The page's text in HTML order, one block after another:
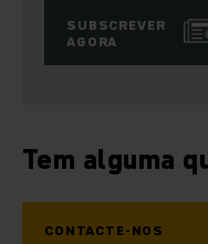
SUBSCREVER
AGORA
Tem alguma
CONTACTE-NOS